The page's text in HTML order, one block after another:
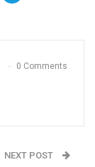
0 Comments
NEXT POST